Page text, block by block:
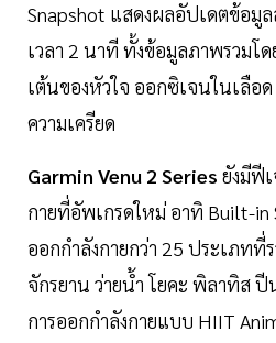
Snapshot แสดงผลอัปเดตข้อมู
เวลา 2 นาที ทั้งข้อมูลภาพรวมโด
เต้นของหัวใจ ออกซิเจนในเลือ
ความเครียด
Garmin Venu 2 Series ยังมีฟี
กายที่อัพเกรดใหม่ อาทิ Built-in
ออกกำลังกายกว่า 25 ประเภทที่
จักรยาน ว่ายน้ำ โยคะ พิลาทิส ปี
การออกกำลังกายแบบ HIIT